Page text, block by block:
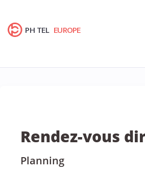
PH TEL EUROPE
Rendez-vous
Planning